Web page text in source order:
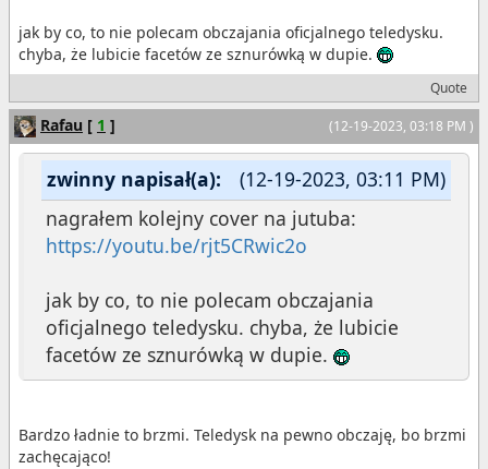
jak by co, to nie polecam obczajania oficjalnego teledysku.
chyba, że lubicie facetów ze sznurówką w dupie.
Quote
(12-19-2023, 03:18 PM )
Rafau [ 1 ]
(12-19-2023, 03:11 PM)
zwinny napisał(a):
nagrałem kolejny cover na jutuba:
https://youtu.be/rjt5CRwic2o
jak by co, to nie polecam obczajania
oficjalnego teledysku. chyba, że lubicie
facetów ze sznurówką w dupie.
Bardzo ładnie to brzmi. Teledysk na pewno obczaję, bo brzmi
zachęcająco!